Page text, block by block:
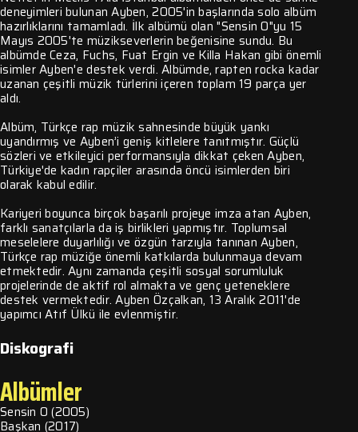
deneyimleri bulunan Ayben, 2005'in başlarında solo albüm
hazırlıklarını tamamladı. İlk albümü olan "Sensin O"yu 15
Mayıs 2005'te müzikseverlerin beğenisine sundu. Bu
albümde Ceza, Fuchs, Fuat Ergin ve Killa Hakan gibi önemli
isimler Ayben'e destek verdi. Albümde, rapten rocka kadar
uzanan çeşitli müzik türlerini içeren toplam 19 parça yer
aldı.
Albüm, Türkçe rap müzik sahnesinde büyük yankı
uyandırmış ve Ayben’i geniş kitlelere tanıtmıştır. Güçlü
sözleri ve etkileyici performansıyla dikkat çeken Ayben,
Türkiye'de kadın rapçiler arasında öncü isimlerden biri
olarak kabul edilir.
Kariyeri boyunca birçok başarılı projeye imza atan Ayben,
farklı sanatçılarla da iş birlikleri yapmıştır. Toplumsal
meselelere duyarlılığı ve özgün tarzıyla tanınan Ayben,
Türkçe rap müziğe önemli katkılarda bulunmaya devam
etmektedir. Aynı zamanda çeşitli sosyal sorumluluk
projelerinde de aktif rol almakta ve genç yeteneklere
destek vermektedir. Ayben Özçalkan, 13 Aralık 2011'de
yapımcı Atıf Ülkü ile evlenmiştir.
Diskografi
Albümler
Sensin O (2005)
Başkan (2017)